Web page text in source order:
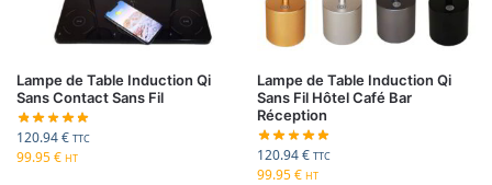
Lampe de Table Induction Qi
Sans Contact Sans Fil
120.94€ TTC
99.95€ HT
Lampe de Table Induction Qi
Sans Fil Hôtel Café Bar
Réception
120.94€ TTC
99.95€ HT